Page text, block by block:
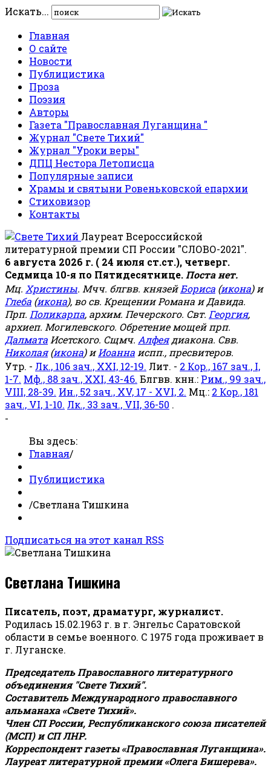
Искать...
Главная
О сайте
Новости
Публицистика
Проза
Поэзия
Авторы
Газета "Православная Луганщина "
Журнал "Свете Тихий"
Журнал "Уроки веры"
ДПЦ Нестора Летописца
Популярные записи
Храмы и святыни Ровеньковской епархии
Стиховизор
Контакты
Лауреат Всероссийской
литературной премии СП России "СЛОВО-2021".
6 августа 2026 г. ( 24 июля ст.ст.), четверг.
Седмица 10-я по Пятидесятнице. Поста нет.
Мц. Христины. Мчч. блгвв. князейБориса (икона) и
Глеба (икона), во св. Крещении Романа и Давида.
Прп. Поликарпа, архим. Печерского. Свт. Георгия,
архиеп. Могилевского. Обретение мощей прп.
Далмата Исетского. Сщмч. Алфеядиакона. Свв.
Николая(икона) иИоанна испп., пресвитеров.
Утр. - Лк., 106 зач., XXI, 12-19. Лит. - 2 Кор., 167 зач., I,
1-7. Мф., 88 зач., XXI, 43-46. Блгвв. кнн.: Рим., 99 зач.,
VIII, 28-39. Ин., 52 зач., XV, 17 - XVI, 2. Мц.: 2 Кор., 181
зач., VI, 1-10. Лк., 33 зач., VII, 36-50 .
-
Вы здесь:
Главная/
Публицистика
/Светлана Тишкина
Подписаться на этот канал RSS
Светлана Тишкина
Писатель, поэт, драматург, журналист.
Родилась 15.02.1963 г. в г. Энгельс Саратовской
области в семье военного. С 1975 года проживает в
г. Луганске.
Председатель Православного литературного
объединения "Свете Тихий".
Составитель Международного православного
альманаха «Свете Тихий».
Член СП России, Республиканского союза писателей
(МСП) и СП ЛНР.
Корреспондент газеты «Православная Луганщина».
Лауреат литературной премии «Олега Бишерева».